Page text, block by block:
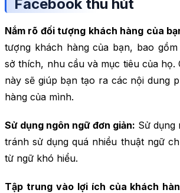
Facebook thu hút
Nắm rõ đối tượng khách hàng của
tượng khách hàng của bạn, bao
sở thích, nhu cầu và mục tiêu của họ.
này sẽ giúp bạn tạo ra các nội dung
hàng của mình.
Sử dụng ngôn ngữ đơn giản: Sử dụng
tránh sử dụng quá nhiều thuật ngữ
từ ngữ khó hiểu.
Tập trung vào lợi ích của khách